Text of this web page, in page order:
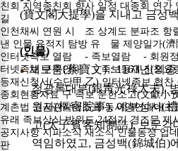
친회 지역종친회 향사 일정 대종회 연간
길
인천채씨 연원 시 조 상계도 분파조 항
낸 인물 유적지 탐방 유 물 제양일가(濟
인터넷족보 열람
- 족보열람 - 회원정
터넷족보 구축안내 - 족보등재 신청요
등재신청서(수단甲,乙) 인터넷족보 협찬
종회현황자료 구 족보 문헌소고(文獻小
계촌법 고금관작대조표 동서양연대대조
유래 족보상식 방위도 24절기 경조문 제
공지사항 지파소식 새소식 인물동정 업
판
(寶文閣大提學)을 지내고 금성
(인물)
●채보문(蔡寶文) : 1163년(의
청광록대부(銀靑光祿大夫),
원사(樞密院事), 예부상서(
고(太子賓客知制誥), 보문각
역임하였고, 금성백(錦城伯)